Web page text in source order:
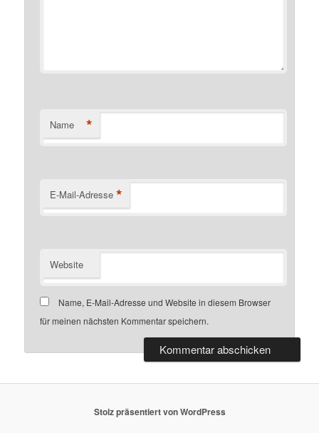
Name *
E-Mail-Adresse *
Website
Name, E-Mail-Adresse und Website in diesem Browser
für meinen nächsten Kommentar speichern.
Stolz präsentiert von WordPress